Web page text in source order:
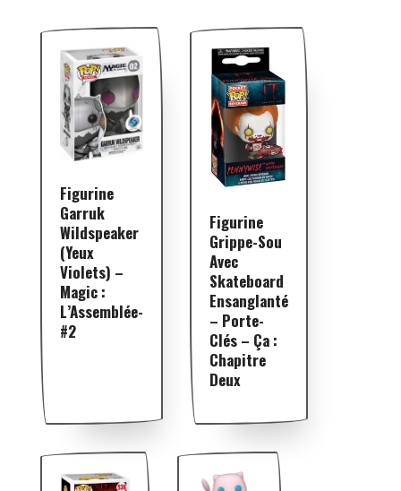
Figurine
Garruk
Wildspeaker
(Yeux
Violets) –
Magic :
L’Assemblée-
#2
Figurine
Grippe-Sou
Avec
Skateboard
Ensanglanté
– Porte-
Clés – Ça :
Chapitre
Deux